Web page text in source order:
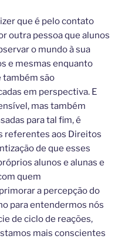
que é pelo contato
outra pessoa que alunos
o mundo à sua
e mesmas enquanto
também são
em perspectiva. E
mas também
para tal fim, é
referentes aos Direitos
de que esses
alunos e alunas e
quem
a percepção do
para entendermos nós
de ciclo de reações,
mais conscientes